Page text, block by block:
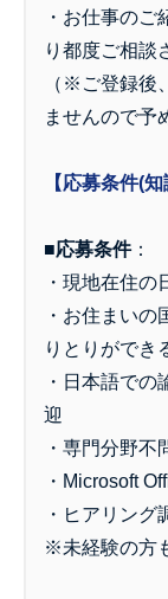
・お仕事の
り都度ご相談
（※ご登録後
ませんので予
【応募条件(
■応募条件：
・現地在住の
・お住まい
りとりができ
・日本語で
迎
・専門分野不
・Microsoft
・ヒアリング
※未経験の方